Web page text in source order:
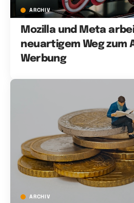
ARCHIV
Mozilla und Meta
neuartigem Weg zum
Werbung
ARCHIV